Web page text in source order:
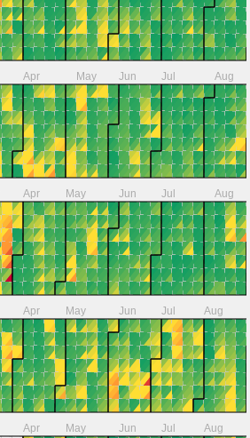
Apr May Jun Jul Aug
Apr May Jun Jul Aug
Apr May Jun Jul Aug
Apr May Jun Jul Aug